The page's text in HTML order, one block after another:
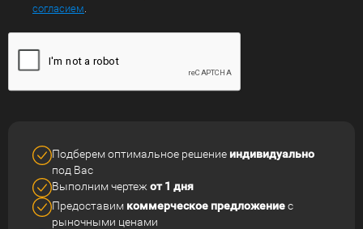
согласием.
Подберем оптимальное решение индивидуально
под Вас
Выполним чертеж от 1 дня
Предоставим коммерческое предложениес
рыночными ценами